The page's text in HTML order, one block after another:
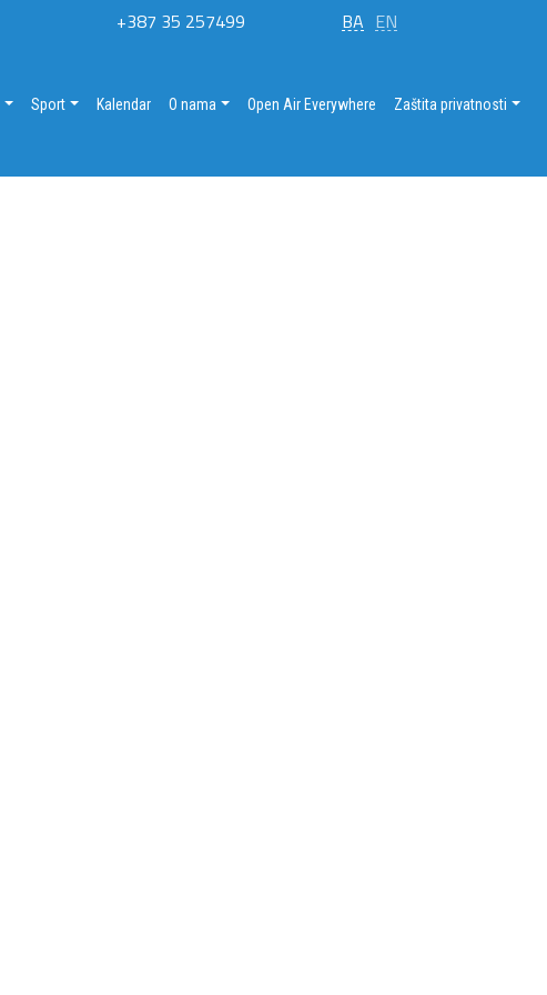
BA EN
+387 35 257499
Sport Kalendar O nama Open Air Everywhere Zaštita privatnosti